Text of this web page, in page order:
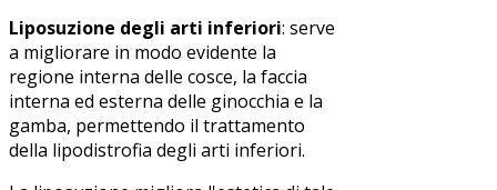
Liposuzione degli arti inferiori: serve
a migliorare in modo evidente la
regione interna delle cosce, la faccia
interna ed esterna delle ginocchia e la
gamba, permettendo il trattamento
della lipodistrofia degli arti inferiori.